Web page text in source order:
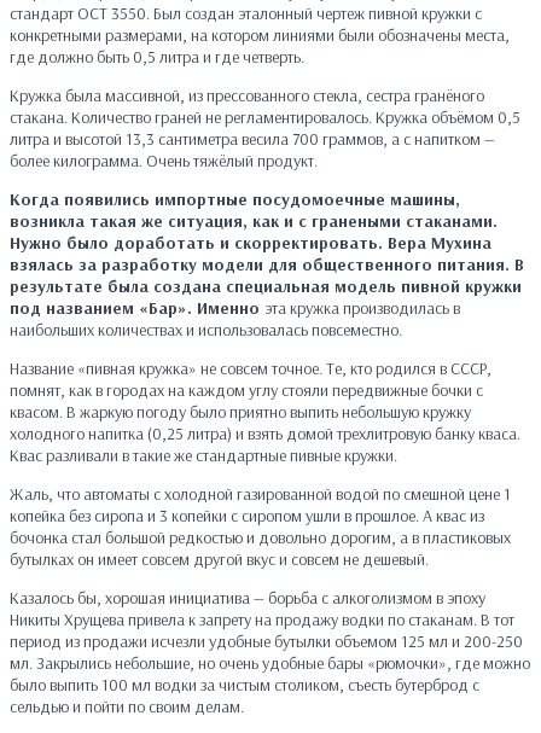
стандарт ОСТ 3550. Был создан эталонный чертеж пивной кружки с
конкретными размерами, на котором линиями были обозначены места,
где должно быть 0,5 литра и где четверть.
Кружка была массивной, из прессованного стекла, сестра гранёного
стакана. Количество граней не регламентировалось. Кружка объёмом 0,5
литра и высотой 13,3 сантиметра весила 700 граммов, а с напитком —
более килограмма. Очень тяжёлый продукт.
Когда появились импортные посудомоечные машины,
возникла такая же ситуация, как и с гранеными стаканами.
Нужно было доработать и скорректировать. Вера Мухина
взялась за разработку модели для общественного питания. В
результате была создана специальная модель пивной кружки
под названием «Бар». Именно эта кружка производилась в
наибольших количествах и использовалась повсеместно.
Название «пивная кружка» не совсем точное. Те, кто родился в СССР,
помнят, как в городах на каждом углу стояли передвижные бочки с
квасом. В жаркую погоду было приятно выпить небольшую кружку
холодного напитка (0,25 литра) и взять домой трехлитровую банку кваса.
Квас разливали в такие же стандартные пивные кружки.
Жаль, что автоматы с холодной газированной водой по смешной цене 1
копейка без сиропа и 3 копейки с сиропом ушли в прошлое. А квас из
бочонка стал большой редкостью и довольно дорогим, а в пластиковых
бутылках он имеет совсем другой вкус и совсем не дешевый.
Казалось бы, хорошая инициатива — борьба с алкоголизмом в эпоху
Никиты Хрущева привела к запрету на продажу водки по стаканам. В тот
период из продажи исчезли удобные бутылки объемом 125 мл и 200-250
мл. Закрылись небольшие, но очень удобные бары «рюмочки», где можно
было выпить 100 мл водки за чистым столиком, съесть бутерброд с
сельдью и пойти по своим делам.